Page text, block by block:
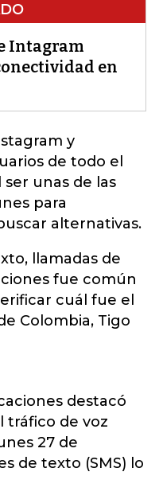
Intagram
en
y
de todo el
unas de las
para
alternativas.
llamadas de
fue común
cuál fue el
Colombia, Tigo
destacó
tráfico de voz
27 de
de texto (SMS) lo